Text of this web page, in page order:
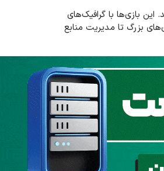
بازی‌ها با گرافیک‌های
بزرگ تا مدیریت منابع